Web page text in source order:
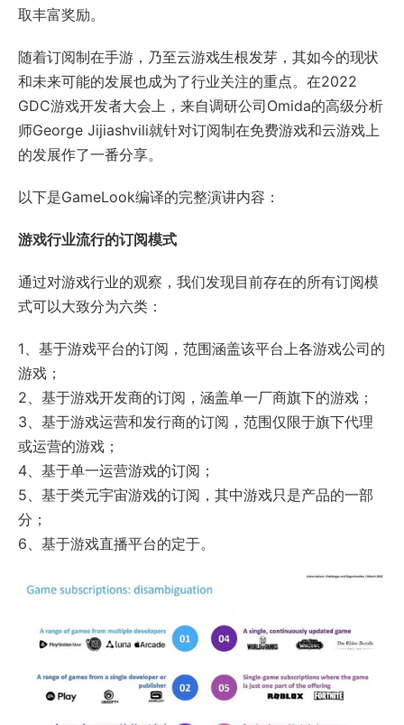
取丰富奖励。
随着订阅制在手游，乃至云游戏生根发芽，其如今的现状
和未来可能的发展也成为了行业关注的重点。在2022
GDC游戏开发者大会上，来自调研公司Omida的高级分析
师George Jijiashvili就针对订阅制在免费游戏和云游戏上
的发展作了一番分享。
以下是GameLook编译的完整演讲内容：
游戏行业流行的订阅模式
通过对游戏行业的观察，我们发现目前存在的所有订阅模
式可以大致分为六类：
1、基于游戏平台的订阅，范围涵盖该平台上各游戏公司的
游戏；
2、基于游戏开发商的订阅，涵盖单一厂商旗下的游戏；
3、基于游戏运营和发行商的订阅，范围仅限于旗下代理
或运营的游戏；
4、基于单一运营游戏的订阅；
5、基于类元宇宙游戏的订阅，其中游戏只是产品的一部
分；
6、基于游戏直播平台的定于。